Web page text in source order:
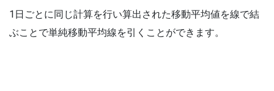
1日ごとに同じ計算を行い算出された移動平均値を線で結
ぶことで単純移動平均線を引くことができます。